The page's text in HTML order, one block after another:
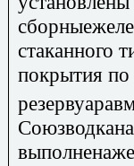
стаканного
покрытия по